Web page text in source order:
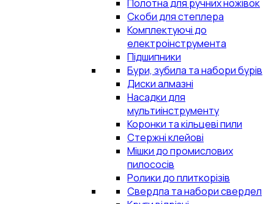
Полотна для ручних ножівок
Скоби для степлера
Комплектуючі до
електроінструмента
Підшипники
Бури, зубила та набори бурів
Диски алмазні
Насадки для
мультиінструменту
Коронки та кільцеві пили
Стержні клейові
Мішки до промислових
пилососів
Ролики до плиткорізів
Свердла та набори свердел